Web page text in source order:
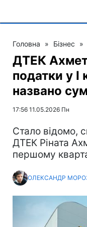
Головна » Бізнес »
ДТЕК
податки у І
названо
17:56 11.05.2026 Пн
Стало відомо,
ДТЕК Ріната
першому
ОЛЕКСАНДР